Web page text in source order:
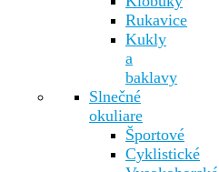
Rukavice
Kukly
a
baklavy
Slnečné
okuliare
Športové
Cyklistické